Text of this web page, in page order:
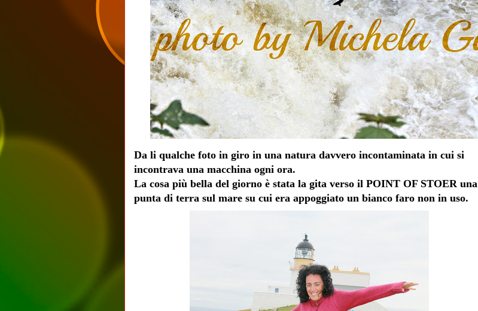
Da li qualche foto in giro in una natura davvero incontaminata in cui si
incontrava una macchina ogni ora.
La cosa più bella del giorno è stata la gita verso il POINT OF STOER una
punta di terra sul mare su cui era appoggiato un bianco faro non in uso.